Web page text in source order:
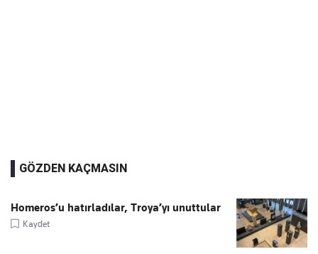
GÖZDEN KAÇMASIN
Homeros’u hatırladılar, Troya’yı unuttular
Kaydet